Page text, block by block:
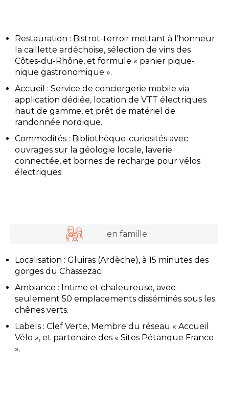
Les activités
Restauration : Bistrot-terroir mettant à l’honneur
la caillette ardéchoise, sélection de vins des
Côtes-du-Rhône, et formule « panier pique-
nique gastronomique ».
Accueil : Service de conciergerie mobile via
application dédiée, location de VTT électriques
haut de gamme, et prêt de matériel de
randonnée nordique.
Commodités : Bibliothèque-curiosités avec
ouvrages sur la géologie locale, laverie
connectée, et bornes de recharge pour vélos
électriques.
en famille
Localisation : Gluiras (Ardèche), à 15 minutes des
gorges du Chassezac.
Ambiance : Intime et chaleureuse, avec
seulement 50 emplacements disséminés sous les
chênes verts.
Labels : Clef Verte, Membre du réseau « Accueil
Vélo », et partenaire des « Sites Pétanque France
».